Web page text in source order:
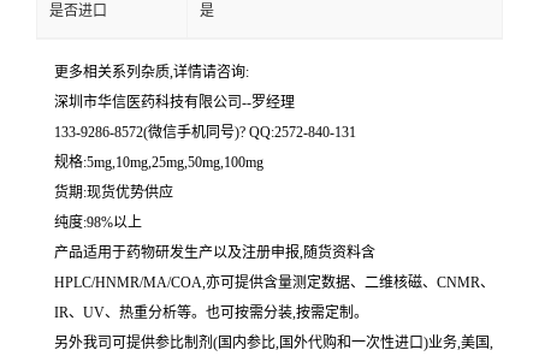
是否进口 是
更多相关系列杂质,详情请咨询:
深圳市华信医药科技有限公司--罗经理
133-9286-8572(微信手机同号)? QQ:2572-840-131
规格:5mg,10mg,25mg,50mg,100mg
货期:现货优势供应
纯度:98%以上
产品适用于药物研发生产以及注册申报,随货资料含
HPLC/HNMR/MA/COA,亦可提供含量测定数据、二维核磁、CNMR、
IR、UV、热重分析等。也可按需分装,按需定制。
另外我司可提供参比制剂(国内参比,国外代购和一次性进口)业务,美国,